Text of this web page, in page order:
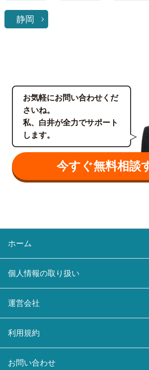
静岡
お気軽にお問い合わせくだ
さいね。
私、白井が全力でサポート
します。
今すぐ無料相談
ホーム
個人情報の取り扱い
運営会社
利用規約
お問い合わせ